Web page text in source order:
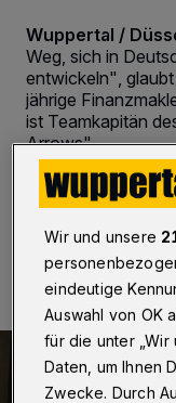
Wuppertal /
Weg, sich in
entwickeln",
jährige
ist Teamkapitän
Arrows".
21.10.2017 , 05:37
Wir und unsere
eindeutige
Auswahl von OK
für die unter
Daten, um Ihnen
Zwecke. Durch